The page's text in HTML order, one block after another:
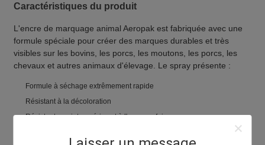
Caractéristiques du produit
L'encre de marquage animal Aeropak est fabriquée avec une
formule spéciale pour créer des marques durables et très
visibles sur les bovins, les porcs, les moutons, les porcs, les
chevaux et autres animaux d'élevage. Le spray présente :
Formule à séchage extrêmement rapide
Résistant à la décoloration
Résistant aux intempéries et à l'eau une fois sec
Idéal pour marquer les vaches synchronisées, les vaches taries et les
animaux médicamentés